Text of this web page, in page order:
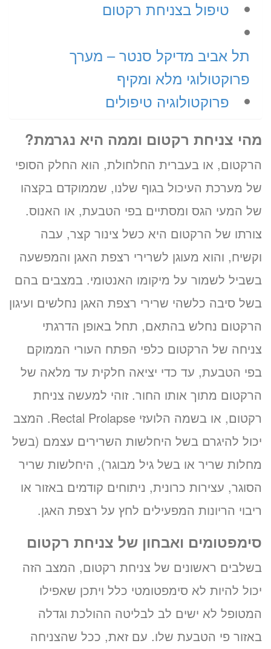
טיפול בצניחת רקטום
תל אביב מדיקל סנטר – מערך
פרוקטולוגי מלא ומקיף
פרוקטולוגיה טיפולים
מהי צניחת רקטום וממה היא נגרמת?
הרקטום, או בעברית החלחולת, הוא החלק הסופי
של מערכת העיכול בגוף שלנו, שממוקדם בקצהו
של המעי הגס ומסתיים בפי הטבעת, או האנוס.
צורתו של הרקטום היא כשל צינור קצר, עבה
וקשיח, והוא מעוגן לשרירי רצפת האגן והמפשעה
בשביל לשמור על מיקומו האנטומי. במצבים בהם
בשל סיבה כלשהי שרירי רצפת האגן נחלשים ועיגון
הרקטום נחלש בהתאם, תחל באופן הדרגתי
צניחה של הרקטום כלפי הפתח העורי הממוקם
בפי הטבעת, עד כדי יציאה חלקית עד מלאה של
הרקטום מתוך אותו החור. זוהי למעשה צניחת
רקטום, או בשמה הלועזי Rectal Prolapse. המצב
יכול להיגרם בשל היחלשות השרירים עצמם (בשל
מחלות שריר או בשל גיל מבוגר), היחלשות שריר
הסוגר, עצירות כרונית, ניתוחים קודמים באזור או
ריבוי הריונות המפעילים לחץ על רצפת האגן.
סימפטומים ואבחון של צניחת רקטום
בשלבים ראשונים של צניחת רקטום, המצב הזה
יכול להיות לא סימפטומטי כלל ויתכן שאפילו
המטופל לא ישים לב לבליטה ההולכת וגדלה
באזור פי הטבעת שלו. עם זאת, ככל שהצניחה